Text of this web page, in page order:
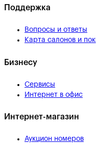
Поддержка
Вопросы и ответы
Карта салонов и
Бизнесу
Сервисы
Интернет в офис
Интернет-магазин
Аукцион номеров